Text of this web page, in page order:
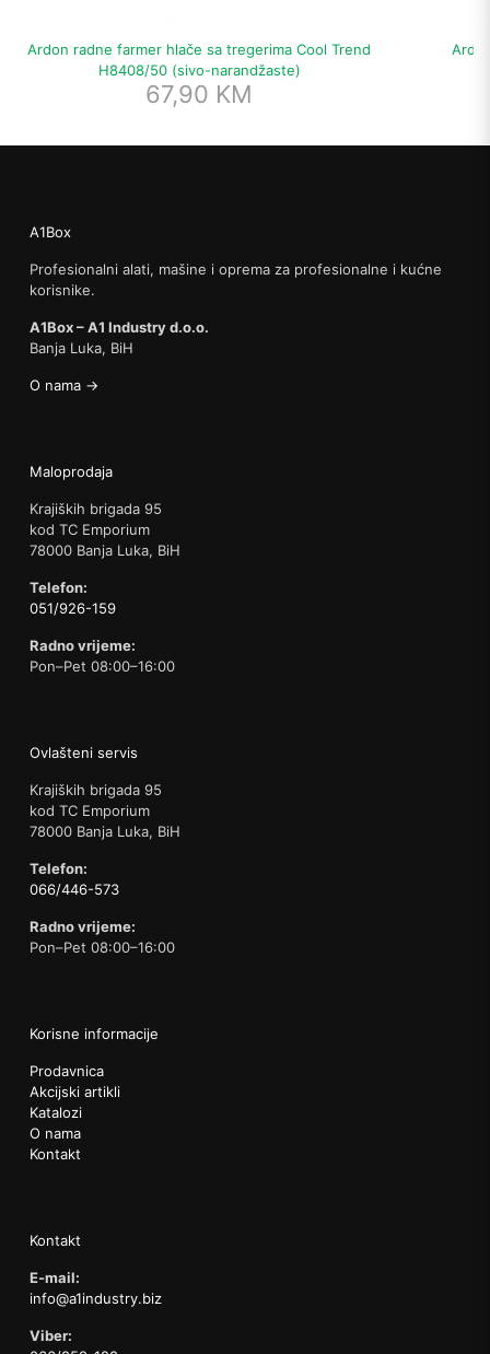
Ardon radne farmer hlače sa tregerima Cool Trend
H8408/50 (sivo-narandžaste)
67,90 KM
A1Box
Profesionalni alati, mašine i oprema za profesionalne i kućne
korisnike.
A1Box – A1 Industry d.o.o.
Banja Luka, BiH
O nama →
Maloprodaja
Krajiških brigada 95
kod TC Emporium
78000 Banja Luka, BiH
Telefon:
051/926-159
Radno vrijeme:
Pon–Pet 08:00–16:00
Ovlašteni servis
Krajiških brigada 95
kod TC Emporium
78000 Banja Luka, BiH
Telefon:
066/446-573
Radno vrijeme:
Pon–Pet 08:00–16:00
Korisne informacije
Prodavnica
Akcijski artikli
Katalozi
O nama
Kontakt
Kontakt
E-mail:
info@a1industry.biz
Viber: